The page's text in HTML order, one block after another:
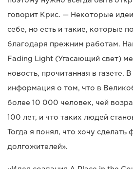
говорит Крис. — Некоторые
себе, но есть и такие, которые
благодаря прежним работам.
Fading Light (Угасающий свет)
новость, прочитанная в газете.
информация о том, что в
более 10 000 человек, чей
100 лет, и что таких людей
Тогда я понял, что хочу сделать
долгожителей».